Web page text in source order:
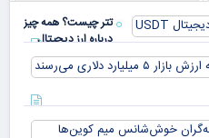
تتر چیست؟ همه چیز
درباره ارز دیجیتال
USDT